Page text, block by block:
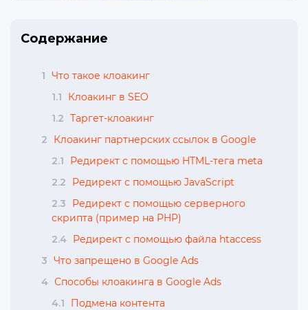
Содержание
1 Что такое клоакинг
1.1
Клоакинг в SEO
1.2 Таргет-клоакинг
2
Клоакинг партнерских ссылок в Google
2.1
Редирект с помощью HTML-тега meta
2.2
Редирект с помощью JavaScript
2.3
Редирект с помощью серверного
скрипта (пример на PHP)
2.4 Редирект с помощью файла htaccess
3 Что запрещено в Google Ads
4 Способы клоакинга в Google Ads
4.1
Подмена контента